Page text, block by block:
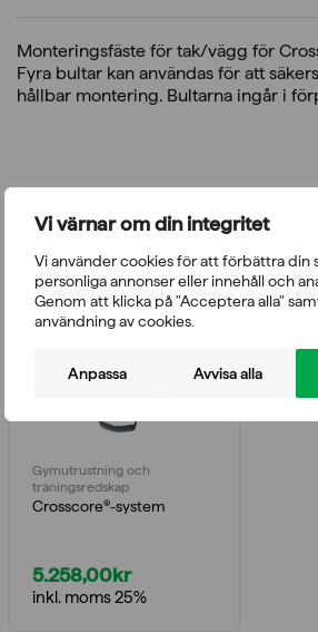
Vi värnar om din integritet
Vi använder cookies för att förbättra din
personliga annonser eller innehåll och
Genom att klicka på "Acceptera alla"
användning av cookies.
Anpassa Avvisa alla
Monteringsfäste för tak/vägg för
Fyra bultar kan användas för att
hållbar montering. Bultarna ingår i
Du kanske också gillar
Gymutrustning och
träningsredskap
Crosscore®-system
5.258,00kr
inkl. moms 25%